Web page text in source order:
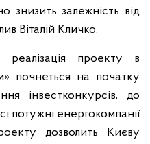
знизить залежність від
Віталій Кличко.
проекту в
почнеться на початку
інвестконкурсів, до
потужні енергокомпанії
дозволить Києву